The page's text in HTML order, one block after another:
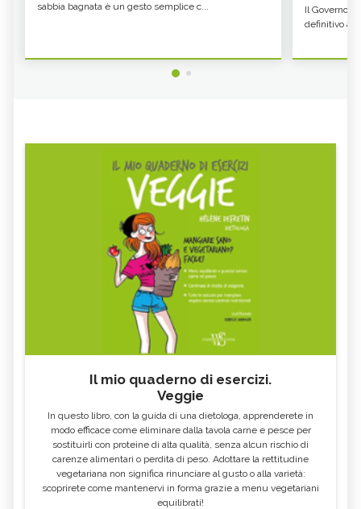
sabbia bagnata è un gesto semplice c...
Il Governo
definitivo
Il mio quaderno di esercizi.
Veggie
In questo libro, con la guida di una dietologa, apprenderete in
modo efficace come eliminare dalla tavola carne e pesce per
sostituirli con proteine di alta qualità, senza alcun rischio di
carenze alimentari o perdita di peso. Adottare la rettitudine
vegetariana non significa rinunciare al gusto o alla varietà:
scoprirete come mantenervi in forma grazie a menu vegetariani
equilibrati!